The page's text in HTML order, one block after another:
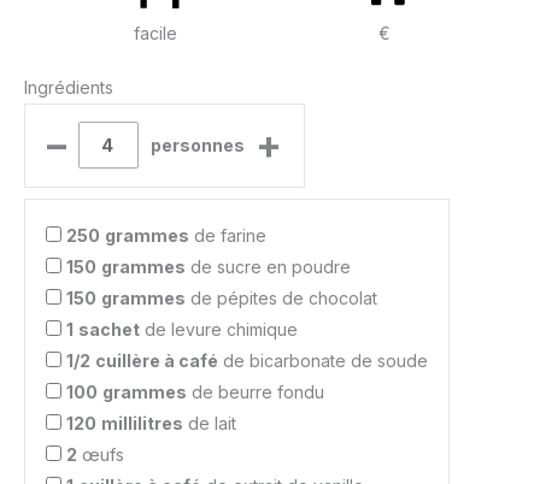
facile €
Ingrédients
– personnes +
250 grammes de farine
150 grammes de sucre en poudre
150 grammes de pépites de chocolat
1 sachet de levure chimique
1/2 cuillère à café de bicarbonate de soude
100 grammes de beurre fondu
120 millilitres de lait
2 œufs